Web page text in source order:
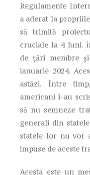
Regulamente
a aderat la
să trimită
cruciale la 4 luni.
de țări membre
ianuarie 2024.
astăzi. Între
americani i-au
să nu semneze
generali din
statele lor nu vor
impuse de aceste
Acesta este un